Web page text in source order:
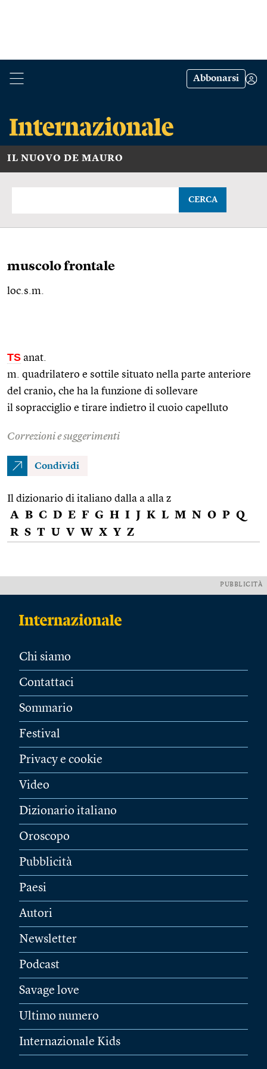
Abbonarsi
IL NUOVO DE MAURO
CERCA
muscolo frontale
loc.s.m.
TS anat.
m. quadrilatero e sottile situato nella parte anteriore
del cranio, che ha la funzione di sollevare
il sopracciglio e tirare indietro il cuoio capelluto
Correzioni e suggerimenti
Condividi
Il dizionario di italiano dalla a alla z
A B C D E F G H I J K L M N O P Q
R S T U V W X Y Z
PUBBLICITÀ
Chi siamo
Contattaci
Sommario
Festival
Privacy e cookie
Video
Dizionario italiano
Oroscopo
Pubblicità
Paesi
Autori
Newsletter
Podcast
Savage love
Ultimo numero
Internazionale Kids